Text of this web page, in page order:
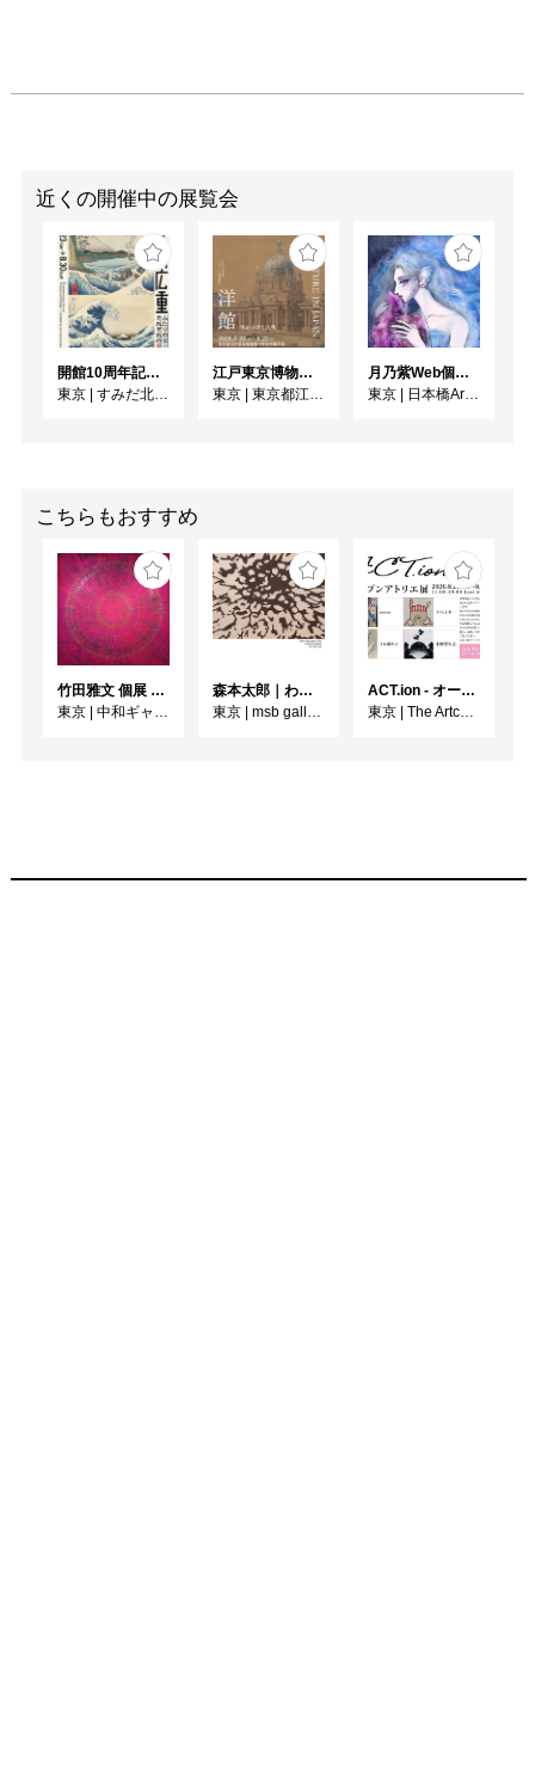
近くの開催中の展覧会
開館10周年記念 「北斎 広重 ふたりの富士、それぞれの富士」
東京
すみだ北斎美術館
江戸東京博物館リニューアル記念特別展「洋館 明治の夢と挑戦」
東京
東京都江戸東京博物館
月乃紫Web個展 花幻月色（はなまぼろしのつきいろ）
東京
日本橋Art.jp
こちらもおすすめ
竹田雅文 個展 －Jam Service Exhibition－
東京
中和ギャラリー
森本太郎｜わたしのパレイドリア
東京
msb gallery
ACT.ion - オープンアトリエ展 - 2026
東京
The Artcomplex Center of Tokyo